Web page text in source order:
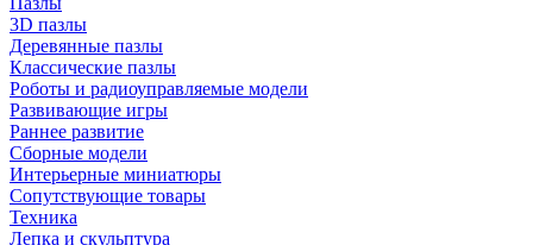
3D пазлы
Деревянные пазлы
Классические пазлы
Роботы и радиоуправляемые модели
Развивающие игры
Раннее развитие
Сборные модели
Интерьерные миниатюры
Сопутствующие товары
Техника
Лепка и скульптура